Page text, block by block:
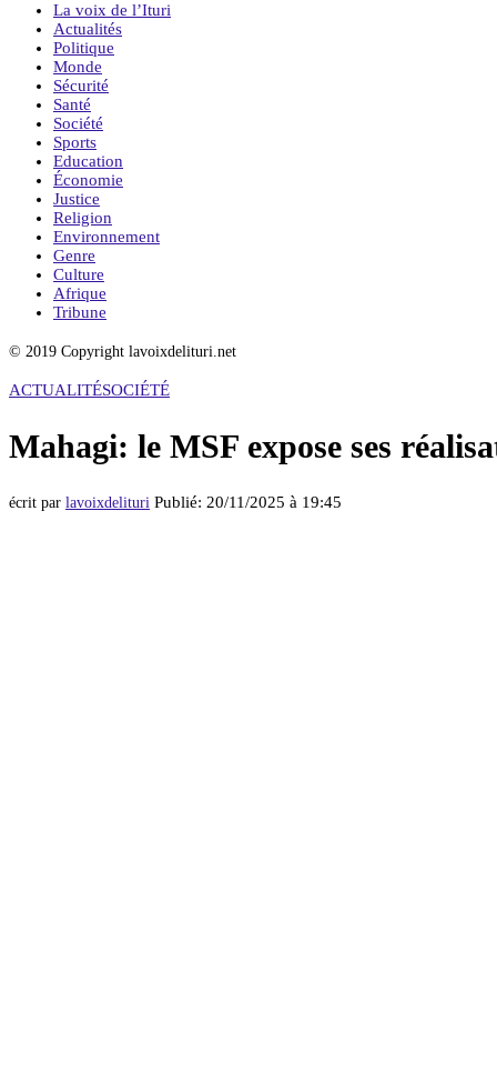
La voix de l’Ituri
Actualités
Politique
Monde
Sécurité
Santé
Société
Sports
Education
Économie
Justice
Religion
Environnement
Genre
Culture
Afrique
Tribune
© 2019 Copyright lavoixdelituri.net
ACTUALITÉSOCIÉTÉ
Mahagi: le MSF expose ses
écrit par lavoixdelituri Publié: 20/11/2025 à 19:45